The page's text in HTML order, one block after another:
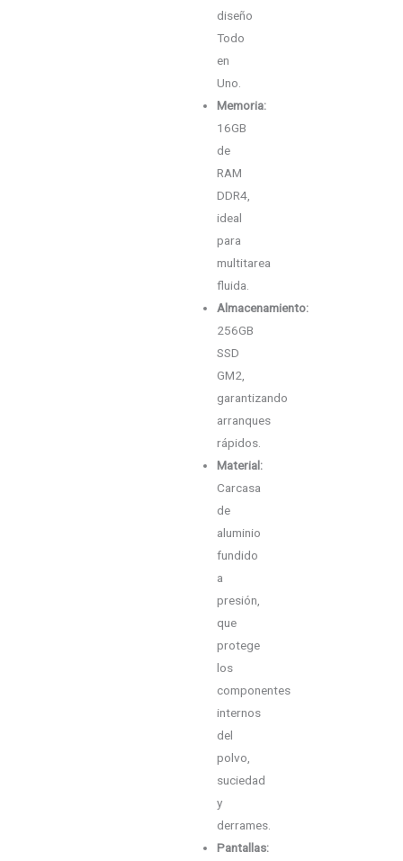
diseño
Todo
en
Uno.
Memoria:
16GB
de
RAM
DDR4,
ideal
para
multitarea
fluida.
Almacenamiento:
256GB
SSD
GM2,
garantizando
arranques
rápidos.
Material:
Carcasa
de
aluminio
fundido
a
presión,
que
protege
los
componentes
internos
del
polvo,
suciedad
y
derrames.
Pantallas: